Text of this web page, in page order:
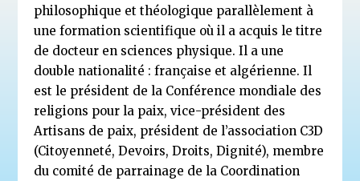
philosophique et théologique parallèlement à
une formation scientifique où il a acquis le titre
de docteur en sciences physique. Il a une
double nationalité : française et algérienne. Il
est le président de la Conférence mondiale des
religions pour la paix, vice-président des
Artisans de paix, président de l’association C3D
(Citoyenneté, Devoirs, Droits, Dignité), membre
du comité de parrainage de la Coordination